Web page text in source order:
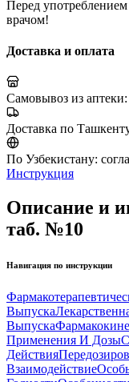
Перед употреблением
врачом!
Доставка и оплата
Самовывоз из аптеки:
Доставка по
По Узбекистану:
Инструкция
Описание и
таб. №10
Навигация по инструкции
Выпуска
Выпуска
Применения И Дозы
Действия
Взаимодействие